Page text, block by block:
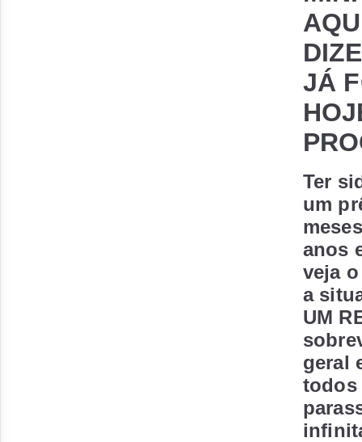
JÁ
Ter
um
anos
veja
a
UM
geral
todos